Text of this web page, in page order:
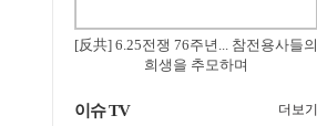
[反共] 6.25전쟁 76주년... 참전용사들의
희생을 추모하며
이슈 TV 더보기